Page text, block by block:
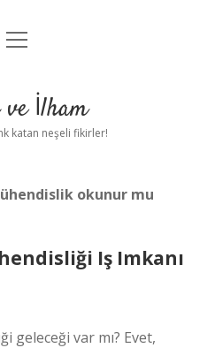
Uyarı
menüyü
ve İlham
katan neşeli fikirler!
okunur mu
Iş Imkanı
geleceği var mı? Evet,